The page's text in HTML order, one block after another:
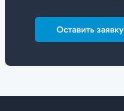
Оставить заявку